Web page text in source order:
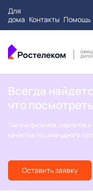
Для
дома Контакты Помощь
Всегда
что посмотреть
Тысячи фильмов, сериалов
качестве по цене одного
Оставить заявку